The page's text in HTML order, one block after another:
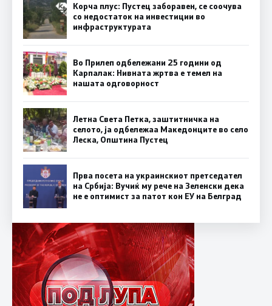
Корча плус: Пустец заборавен, се соочува
со недостаток на инвестиции во
инфраструктурата
Во Прилеп одбележани 25 години од
Карпалак: Нивната жртва е темел на
нашата одговорност
Летна Света Петка, заштитничка на
селото, ја одбележаа Македонците во село
Леска, Општина Пустец
Прва посета на украинскиот претседател
на Србија: Вучиќ му рече на Зеленски дека
не е оптимист за патот кон ЕУ на Белград